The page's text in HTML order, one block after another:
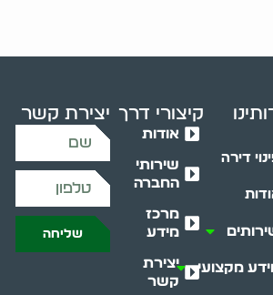
דירה
מקצועי
קיצורי דרך
אודות
שירותי
החברה
מרכז
מידע
יצירת
קשר
יצירת קשר
שליחה